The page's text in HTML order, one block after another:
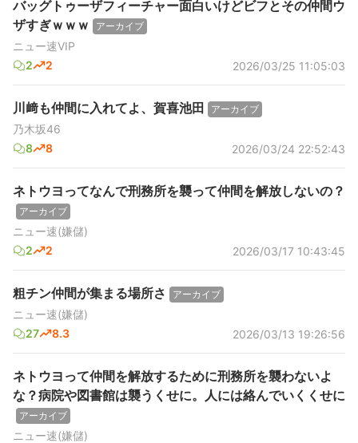
バッグトゥーザフィーチャー面白いけどビフとその仲間ウ
ザすぎｗｗｗ
アーカイブ
ニュー速VIP
2
2 2026/03/25 11:05:03
川﨑も仲間に入れてよ、賀喜池田 アーカイブ
乃木坂46
8
8 2026/03/24 22:52:43
ネトウヨってなんで刑務所を襲って仲間を解放しないの？
アーカイブ
ニュー速(嫌儲)
2
2 2026/03/17 10:43:45
粗チン仲間が集まる場所さ アーカイブ
ニュー速(嫌儲)
27
8.3 2026/03/13 19:26:56
ネトウヨって仲間を解放するために刑務所を襲わないよ
な？病院や図書館は襲うくせに。人には絡んでいくくせに
アーカイブ
ニュー速(嫌儲)